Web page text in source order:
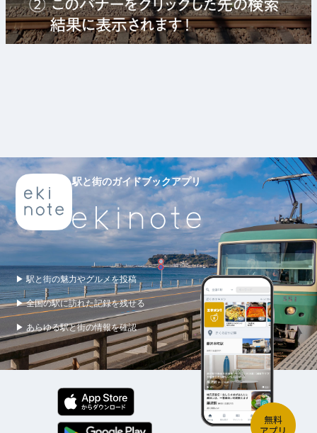
駅と街のガイドブックアプリ
▶ 駅と街の魅力やグルメを投稿
▶ 全国の駅に訪れた記録を残せる
▶ あらゆる駅と街の情報を確認